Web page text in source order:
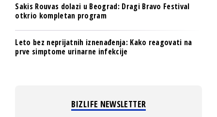
Sakis Rouvas dolazi u Beograd: Dragi Bravo Festival
otkrio kompletan program
Leto bez neprijatnih iznenađenja: Kako reagovati na
prve simptome urinarne infekcije
BIZLIFE NEWSLETTER